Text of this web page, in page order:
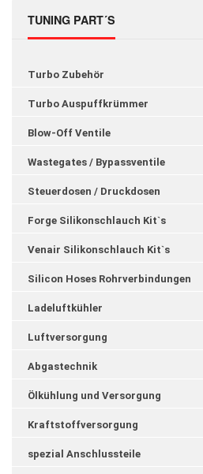
TUNING PART´S
Turbo Zubehör
Turbo Auspuffkrümmer
Blow-Off Ventile
Wastegates / Bypassventile
Steuerdosen / Druckdosen
Forge Silikonschlauch Kit`s
Venair Silikonschlauch Kit`s
Silicon Hoses Rohrverbindungen
Ladeluftkühler
Luftversorgung
Abgastechnik
Ölkühlung und Versorgung
Kraftstoffversorgung
spezial Anschlussteile